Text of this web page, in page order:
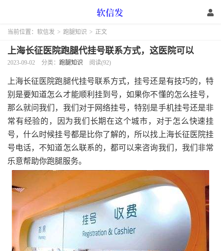
当前位置： 软信发 > 跑腿知识 > 正文
上海长征医院跑腿代挂号联系方式，这医院可以
2023-09-02 分类： 跑腿知识 阅读(92)
上海长征医院跑腿代挂号联系方式，挂号还是有技巧的，特
别是要知道怎么才能顺利挂到号，如果你不懂的怎么挂号，
那么就问我们，我们对于网络挂号，特别是手机挂号还是非
常有经验的，因为我们长期在这个城市，对于怎么快速挂
号，什么时候挂号都是比你了解的，所以找上海长征医院挂
号电话，不知道怎么联系的，都可以来咨询我们，我们非常
乐意帮助你跑腿服务。